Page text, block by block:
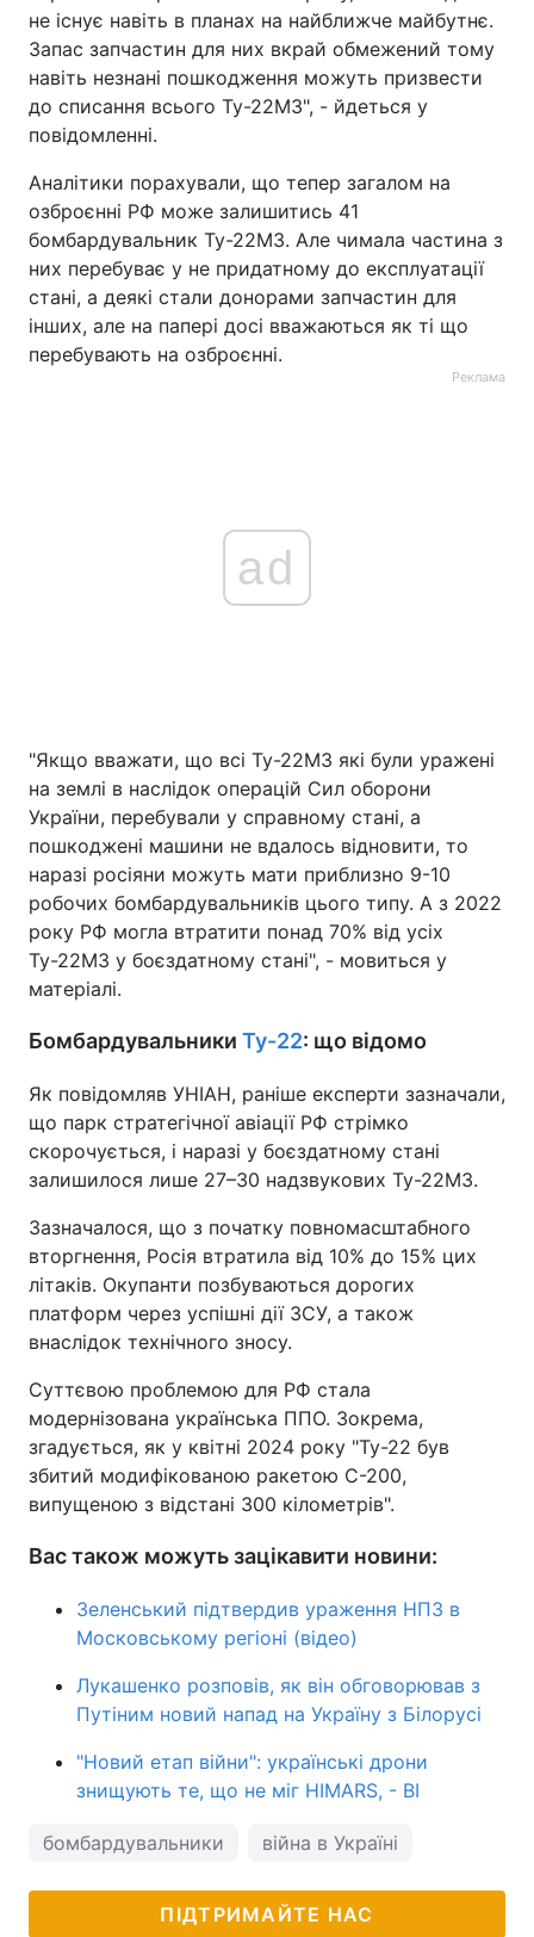
не існує навіть в планах на найближче майбутнє.
Запас запчастин для них вкрай обмежений тому
навіть незнані пошкодження можуть призвести
до списання всього Ту-22М3", - йдеться у
повідомленні.
Аналітики порахували, що тепер загалом на
озброєнні РФ може залишитись 41
бомбардувальник Ту-22М3. Але чимала частина з
них перебуває у не придатному до експлуатації
стані, а деякі стали донорами запчастин для
інших, але на папері досі вважаються як ті що
перебувають на озброєнні.
Реклама
ad
"Якщо вважати, що всі Ту-22М3 які були уражені
на землі в наслідок операцій Сил оборони
України, перебували у справному стані, а
пошкоджені машини не вдалось відновити, то
наразі росіяни можуть мати приблизно 9-10
робочих бомбардувальників цього типу. А з 2022
року РФ могла втратити понад 70% від усіх
Ту-22М3 у боєздатному стані", - мовиться у
матеріалі.
Бомбардувальники Ту-22: що відомо
Як повідомляв УНІАН, раніше експерти зазначали,
що парк стратегічної авіації РФ стрімко
скорочується, і наразі у боєздатному стані
залишилося лише 27–30 надзвукових Ту-22М3.
Зазначалося, що з початку повномасштабного
вторгнення, Росія втратила від 10% до 15% цих
літаків. Окупанти позбуваються дорогих
платформ через успішні дії ЗСУ, а також
внаслідок технічного зносу.
Суттєвою проблемою для РФ стала
модернізована українська ППО. Зокрема,
згадується, як у квітні 2024 року "Ту-22 був
збитий модифікованою ракетою С-200,
випущеною з відстані 300 кілометрів".
Вас також можуть зацікавити новини:
Зеленський підтвердив ураження НПЗ в
Московському регіоні (відео)
Лукашенко розповів, як він обговорював з
Путіним новий напад на Україну з Білорусі
"Новий етап війни": українські дрони
знищують те, що не міг HIMARS, - BI
бомбардувальники війна в Україні
ПІДТРИМАЙТЕ НАС